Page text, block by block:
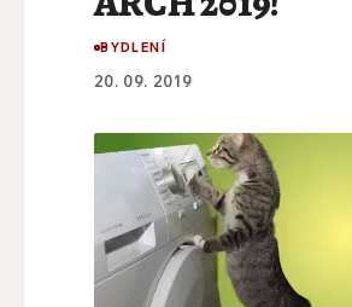
BYDLENÍ
20. 09. 2019